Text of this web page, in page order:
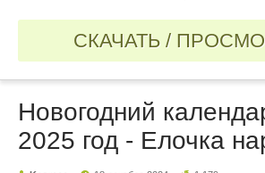
СКАЧАТЬ /
Новогодний
2025 год - Елочка